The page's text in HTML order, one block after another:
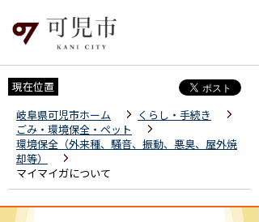
現在位置
岐阜県可児市ホーム
くらし・手続き
ごみ・環境保全・ペット
環境保全（外来種、騒音、振動、悪臭、屋外焼
却等）
マイマイガについて